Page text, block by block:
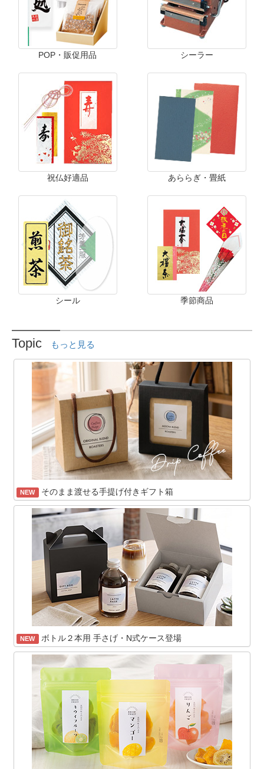
POP・販促用品 シーラー
祝仏好適品 あららぎ・畳紙
シール 季節商品
Topic もっと見る
NEW そのまま渡せる手提げ付きギフト箱
NEW ボトル２本用 手さげ・N式ケース登場